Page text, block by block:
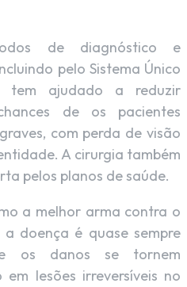
de diagnóstico e
pelo Sistema Único
tem ajudado a reduzir
de os pacientes
com perda de visão
A cirurgia também
pelos planos de saúde.
a melhor arma contra o
doença é quase sempre
os danos se tornem
lesões irreversíveis no